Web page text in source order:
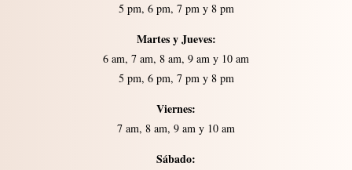
5 pm, 6 pm, 7 pm y 8 pm
Martes y Jueves:
6 am, 7 am, 8 am, 9 am y 10 am
5 pm, 6 pm, 7 pm y 8 pm
Viernes:
7 am, 8 am, 9 am y 10 am
Sábado: